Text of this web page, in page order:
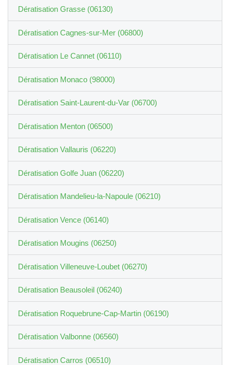
Dératisation Grasse (06130)
Dératisation Cagnes-sur-Mer (06800)
Dératisation Le Cannet (06110)
Dératisation Monaco (98000)
Dératisation Saint-Laurent-du-Var (06700)
Dératisation Menton (06500)
Dératisation Vallauris (06220)
Dératisation Golfe Juan (06220)
Dératisation Mandelieu-la-Napoule (06210)
Dératisation Vence (06140)
Dératisation Mougins (06250)
Dératisation Villeneuve-Loubet (06270)
Dératisation Beausoleil (06240)
Dératisation Roquebrune-Cap-Martin (06190)
Dératisation Valbonne (06560)
Dératisation Carros (06510)